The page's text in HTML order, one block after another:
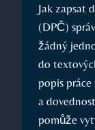
Jak⁣ zapsat​
(DPČ)
žádný
‍do
popis
a
pomůže